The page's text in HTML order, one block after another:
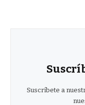
Suscríbete a